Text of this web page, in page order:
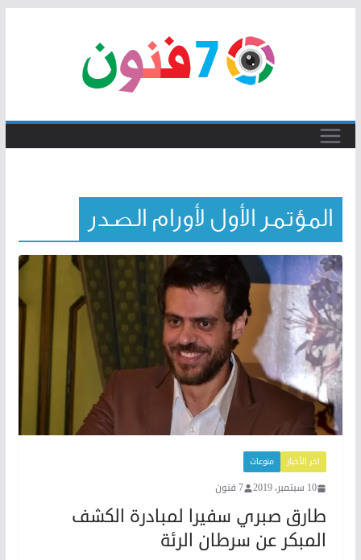
المؤتمر الأول لأورام الصدر
اخر الأخبار منوعات
10 سبتمبر، 2019 7 فنون
طارق صبري سفيرا لمبادرة الكشف
المبكر عن سرطان الرئة